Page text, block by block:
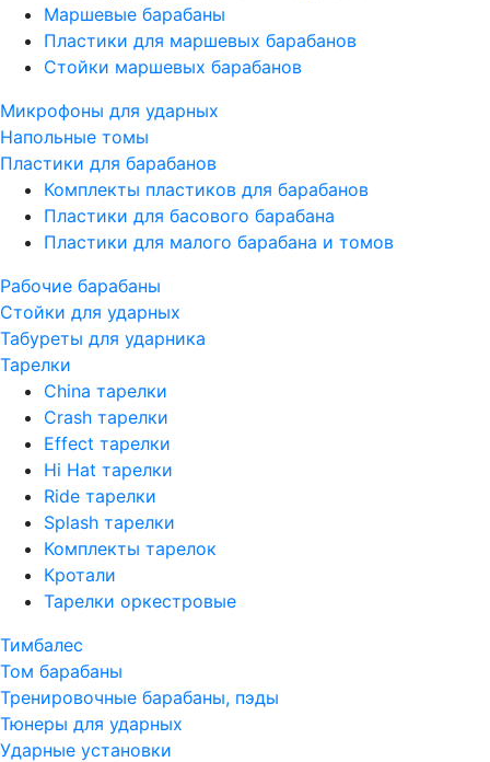
Маршевые барабаны
Пластики для маршевых барабанов
Стойки маршевых барабанов
Микрофоны для ударных
Напольные томы
Пластики для барабанов
Комплекты пластиков для барабанов
Пластики для басового барабана
Пластики для малого барабана и томов
Рабочие барабаны
Стойки для ударных
Табуреты для ударника
Тарелки
China тарелки
Crash тарелки
Effect тарелки
Hi Hat тарелки
Ride тарелки
Splash тарелки
Комплекты тарелок
Кротали
Тарелки оркестровые
Тимбалес
Том барабаны
Тренировочные барабаны, пэды
Тюнеры для ударных
Ударные установки